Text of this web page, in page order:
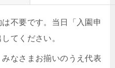
不要です。当日「入園申
てください。
なさまお揃いのうえ代表